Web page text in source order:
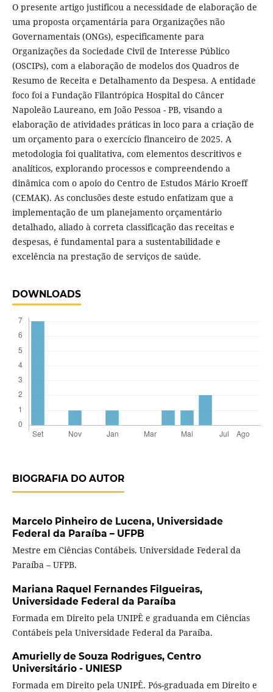
O presente artigo justificou a necessidade de elaboração de
uma proposta orçamentária para Organizações não
Governamentais (ONGs), especificamente para
Organizações da Sociedade Civil de Interesse Público
(OSCIPs), com a elaboração de modelos dos Quadros de
Resumo de Receita e Detalhamento da Despesa. A entidade
foco foi a Fundação Filantrópica Hospital do Câncer
Napoleão Laureano, em João Pessoa - PB, visando a
elaboração de atividades práticas in loco para a criação de
um orçamento para o exercício financeiro de 2025. A
metodologia foi qualitativa, com elementos descritivos e
analíticos, explorando processos e compreendendo a
dinâmica com o apoio do Centro de Estudos Mário Kroeff
(CEMAK). As conclusões deste estudo enfatizam que a
implementação de um planejamento orçamentário
detalhado, aliado à correta classificação das receitas e
despesas, é fundamental para a sustentabilidade e
excelência na prestação de serviços de saúde.
DOWNLOADS
BIOGRAFIA DO AUTOR
Marcelo Pinheiro de Lucena, Universidade
Federal da Paraíba – UFPB
Mestre em Ciências Contábeis. Universidade Federal da
Paraíba – UFPB.
Mariana Raquel Fernandes Filgueiras,
Universidade Federal da Paraíba
Formada em Direito pela UNIPÊ e graduanda em Ciências
Contábeis pela Universidade Federal da Paraíba.
Amurielly de Souza Rodrigues, Centro
Universitário - UNIESP
Formada em Direito pela UNIPÊ. Pós-graduada em Direito e